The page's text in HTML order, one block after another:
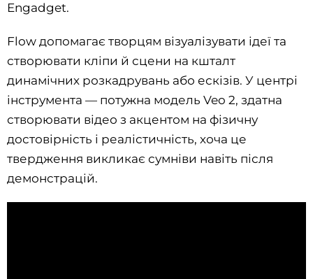
Engadget.
Flow допомагає творцям візуалізувати ідеї та
створювати кліпи й сцени на кшталт
динамічних розкадрувань або ескізів. У центрі
інструмента — потужна модель Veo 2, здатна
створювати відео з акцентом на фізичну
достовірність і реалістичність, хоча це
твердження викликає сумніви навіть після
демонстрацій.